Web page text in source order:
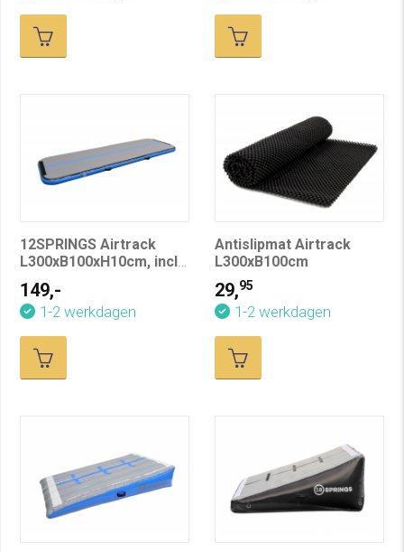
12SPRINGS Airtrack
L300xB100xH10cm, incl.
blauw
149,-
1-2 werkdagen
Antislipmat Airtrack
L300xB100cm
29,95
1-2 werkdagen